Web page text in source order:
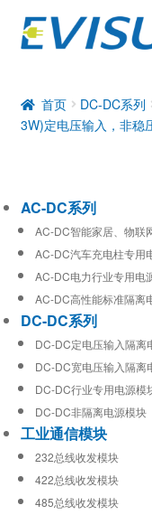
DC-DC系列
工业通信模块
首页 DC-DC系列
3W)定电压输入，非稳
AC-DC系列
AC-DC智能家居、物联
AC-DC汽车充电柱专用
AC-DC电力行业专用电
AC-DC高性能标准隔离
DC-DC系列
DC-DC定电压输入隔离
DC-DC宽电压输入隔离
DC-DC行业专用电源模
DC-DC非隔离电源模块
工业通信模块
232总线收发模块
422总线收发模块
485总线收发模块